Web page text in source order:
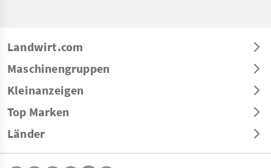
Landwirt.com
Maschinengruppen
Kleinanzeigen
Top Marken
Länder